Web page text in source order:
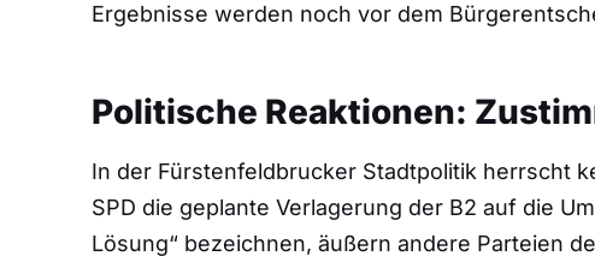
Ergebnisse werden noch vor dem
Politische Reaktionen:
In der Fürstenfeldbrucker Stadtpolitik herrscht
SPD die geplante Verlagerung der B2 auf die
Lösung“ bezeichnen, äußern andere Parteien